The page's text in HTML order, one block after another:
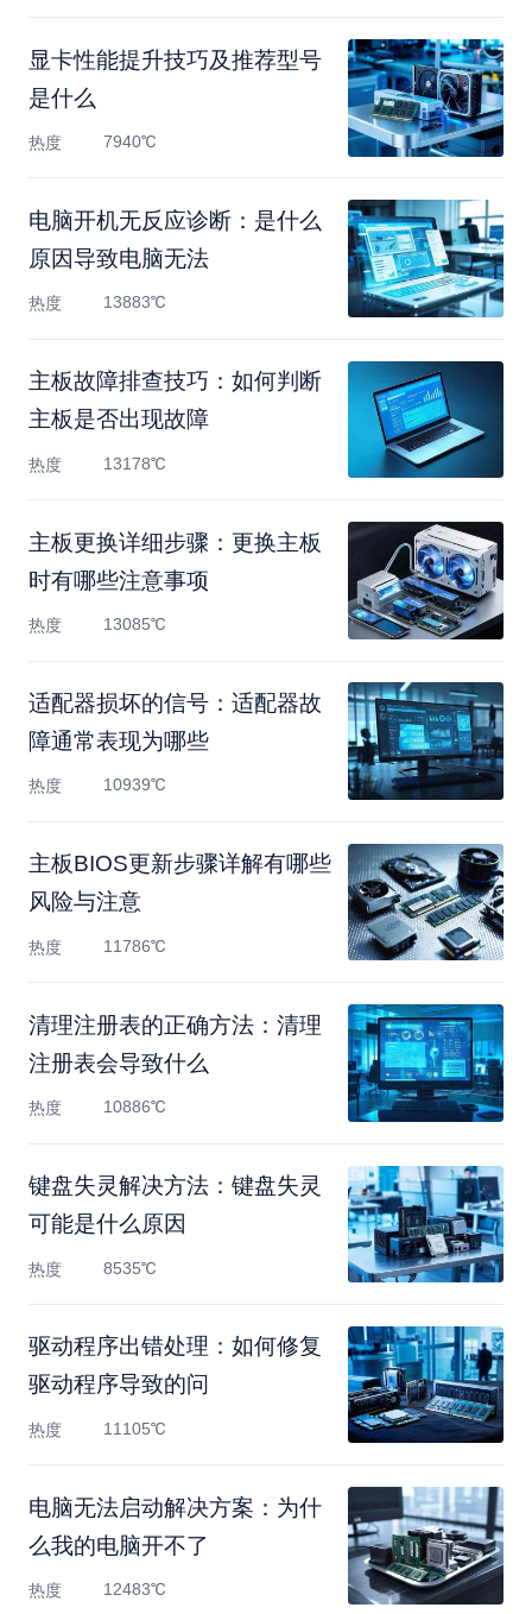
显卡性能提升技巧及推荐型号
是什么
热度 7940℃
电脑开机无反应诊断：是什么
原因导致电脑无法
热度 13883℃
主板故障排查技巧：如何判断
主板是否出现故障
热度 13178℃
主板更换详细步骤：更换主板
时有哪些注意事项
热度 13085℃
适配器损坏的信号：适配器故
障通常表现为哪些
热度 10939℃
主板BIOS更新步骤详解有哪些
风险与注意
热度 11786℃
清理注册表的正确方法：清理
注册表会导致什么
热度 10886℃
键盘失灵解决方法：键盘失灵
可能是什么原因
热度 8535℃
驱动程序出错处理：如何修复
驱动程序导致的问
热度 11105℃
电脑无法启动解决方案：为什
么我的电脑开不了
热度 12483℃